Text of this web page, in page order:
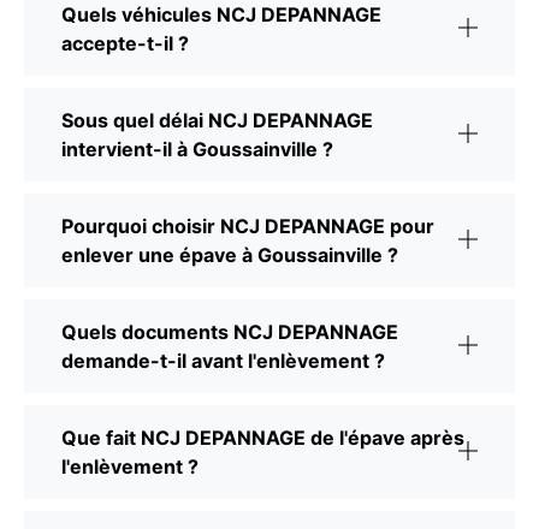
Quels véhicules NCJ DEPANNAGE
accepte-t-il ?
Sous quel délai NCJ DEPANNAGE
intervient-il à Goussainville ?
Pourquoi choisir NCJ DEPANNAGE pour
enlever une épave à Goussainville ?
Quels documents NCJ DEPANNAGE
demande-t-il avant l'enlèvement ?
Que fait NCJ DEPANNAGE de l'épave après
l'enlèvement ?